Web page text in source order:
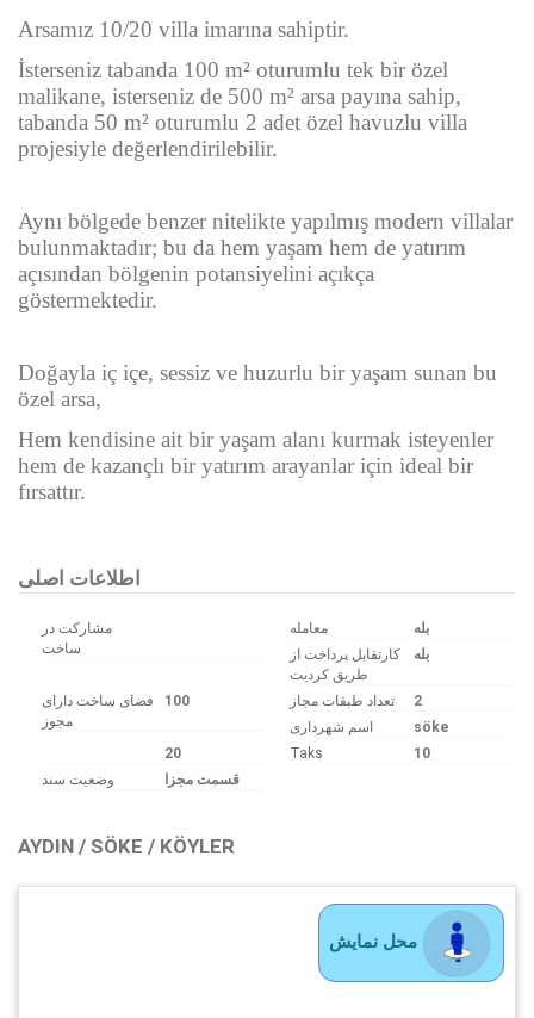
Arsamız 10/20 villa imarına sahiptir.
İsterseniz tabanda 100 m² oturumlu tek bir özel
malikane, isterseniz de 500 m² arsa payına sahip,
tabanda 50 m² oturumlu 2 adet özel havuzlu villa
projesiyle değerlendirilebilir.
Aynı bölgede benzer nitelikte yapılmış modern villalar
bulunmaktadır; bu da hem yaşam hem de yatırım
açısından bölgenin potansiyelini açıkça
göstermektedir.
Doğayla iç içe, sessiz ve huzurlu bir yaşam sunan bu
özel arsa,
Hem kendisine ait bir yaşam alanı kurmak isteyenler
hem de kazançlı bir yatırım arayanlar için ideal bir
fırsattır.
اطلاعات اصلی
مشارکت در
ساخت
معامله
بله
کارتقابل پرداخت از
طریق کردیت
بله
فضای ساخت دارای
مجوز
100 تعداد طبقات مجاز
2
اسم شهرداری
söke
20
Taks
10
وضعیت سند
قسمت مجزا
AYDIN / SÖKE / KÖYLER